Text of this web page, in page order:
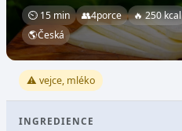
⏲ 15 min 👥4porce 🔥 250 kcal
🌎Česká
⚠️ vejce, mléko
INGREDIENCE